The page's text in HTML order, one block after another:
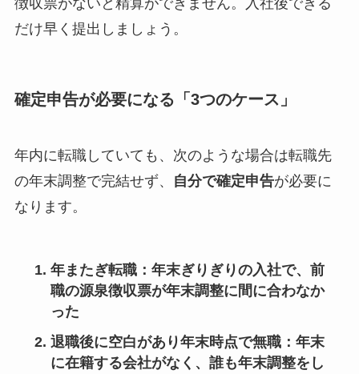
徴収票がないと精算ができません。入社後できる
だけ早く提出しましょう。
確定申告が必要になる「3つのケース」
年内に転職していても、次のような場合は転職先
の年末調整で完結せず、
自分で確定申告が必要に
なります。
年またぎ転職：年末ぎりぎりの入社で、前
職の源泉徴収票が年末調整に間に合わなか
った
退職後に空白があり年末時点で無職：年末
に在籍する会社がなく、誰も年末調整をし